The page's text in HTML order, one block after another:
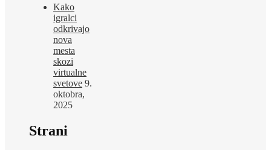
Kako
igralci
odkrivajo
nova
mesta
skozi
virtualne
svetove 9.
oktobra,
2025
Strani